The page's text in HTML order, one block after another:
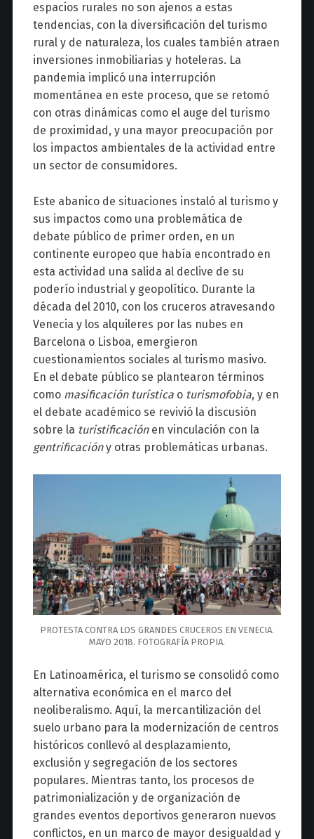
espacios rurales no son ajenos a estas
tendencias, con la diversificación del turismo
rural y de naturaleza, los cuales también atraen
inversiones inmobiliarias y hoteleras. La
pandemia implicó una interrupción
momentánea en este proceso, que se retomó
con otras dinámicas como el auge del turismo
de proximidad, y una mayor preocupación por
los impactos ambientales de la actividad entre
un sector de consumidores.
Este abanico de situaciones instaló al turismo y
sus impactos como una problemática de
debate público de primer orden, en un
continente europeo que había encontrado en
esta actividad una salida al declive de su
poderío industrial y geopolítico. Durante la
década del 2010, con los cruceros atravesando
Venecia y los alquileres por las nubes en
Barcelona o Lisboa, emergieron
cuestionamientos sociales al turismo masivo.
En el debate público se plantearon términos
como masificación turísticao turismofobia, y en
el debate académico se revivió la discusión
sobre la turistificaciónen vinculación con la
gentrificacióny otras problemáticas urbanas.
PROTESTA CONTRA LOS GRANDES CRUCEROS EN VENECIA.
MAYO 2018. FOTOGRAFÍA PROPIA.
En Latinoamérica, el turismo se consolidó como
alternativa económica en el marco del
neoliberalismo. Aquí, la mercantilización del
suelo urbano para la modernización de centros
históricos conllevó al desplazamiento,
exclusión y segregación de los sectores
populares. Mientras tanto, los procesos de
patrimonialización y de organización de
grandes eventos deportivos generaron nuevos
conflictos, en un marco de mayor desigualdad y